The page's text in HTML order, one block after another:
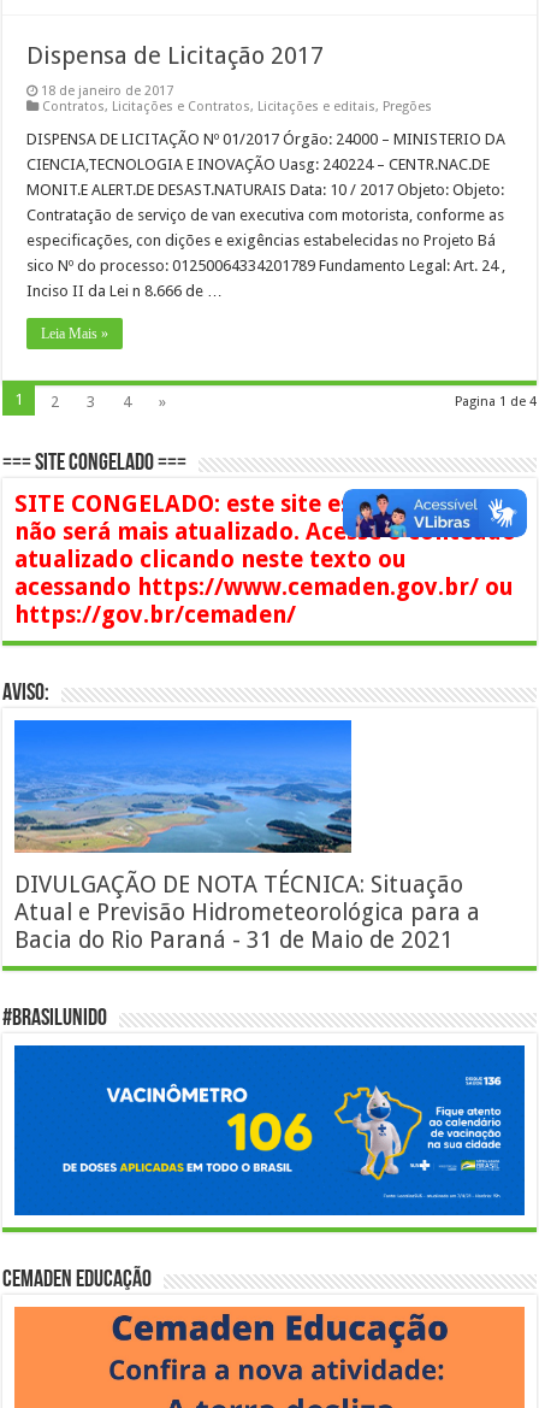
Dispensa de Licitação 2017
18 de janeiro de 2017
Contratos, Licitações e Contratos, Licitações e editais, Pregões
DISPENSA DE LICITAÇÃO Nº 01/2017 Órgão: 24000 – MINISTERIO DA
CIENCIA,TECNOLOGIA E INOVAÇÃO Uasg: 240224 – CENTR.NAC.DE
MONIT.E ALERT.DE DESAST.NATURAIS Data: 10 / 2017 Objeto: Objeto:
Contratação de serviço de van executiva com motorista, conforme as
especificações, con dições e exigências estabelecidas no Projeto Bá
sico Nº do processo: 01250064334201789 Fundamento Legal: Art. 24 ,
Inciso II da Lei n 8.666 de …
Leia Mais »
Pagina 1 de 4
1 2 3 4 »
=== SITE CONGELADO ===
SITE CONGELADO: este site está congelado e
não será mais atualizado. Acesse o conteúdo
atualizado clicando neste texto ou
acessando https://www.cemaden.gov.br/ ou
https://gov.br/cemaden/
AVISO:
DIVULGAÇÃO DE NOTA TÉCNICA: Situação
Atual e Previsão Hidrometeorológica para a
Bacia do Rio Paraná - 31 de Maio de 2021
#BrasilUnido
Cemaden Educação